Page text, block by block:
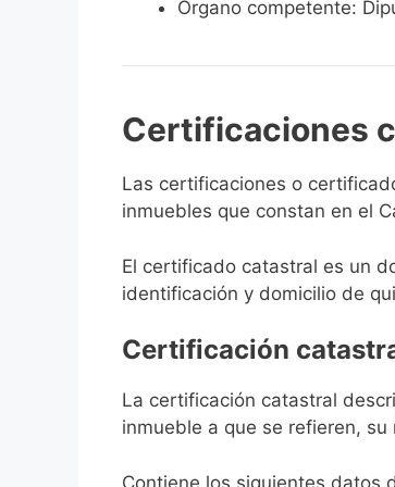
Órgano competente:
Certificaciones
Las certificaciones o
inmuebles que constan en el
El certificado catastral es un
identificación y domicilio de
Certificación
La certificación catastral
inmueble a que se refieren,
Contiene los siguientes datos